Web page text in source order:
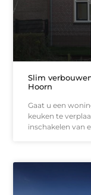
Slim
Hoorn
Gaat u een
keuken te
inschakelen van